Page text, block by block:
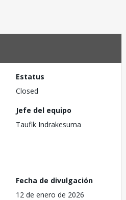
Estatus
Closed
Jefe del equipo
Taufik Indrakesuma
Fecha de divulgación
12 de enero de 2026